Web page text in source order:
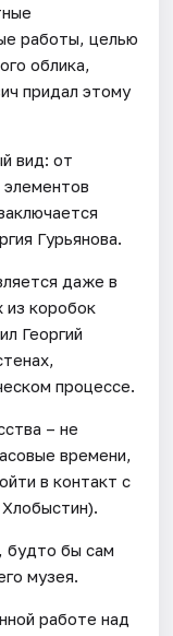
работы, целью
облика,
придал этому
вид: от
Гурьянова.
даже в
из коробок
Георгий
процессе.
– не
времени,
в контакт с
будто бы сам
музея.
работе над